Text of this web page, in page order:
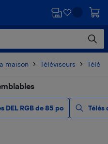
maison Téléviseurs
DEL RGB de 85 po Télés